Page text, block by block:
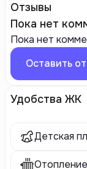
Отзывы
Пока нет
Пока нет
Оставить
Удобства ЖК
Детская
Отопление